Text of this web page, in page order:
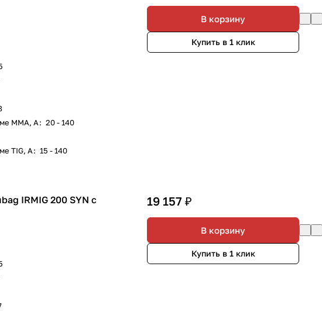
ММА, А: 20 - 140
TIG, А: 15 - 140
В корзину
Купить в 1 клик
IRMIG 200 SYN с
19 157 ₽
В корзину
Купить в 1 клик